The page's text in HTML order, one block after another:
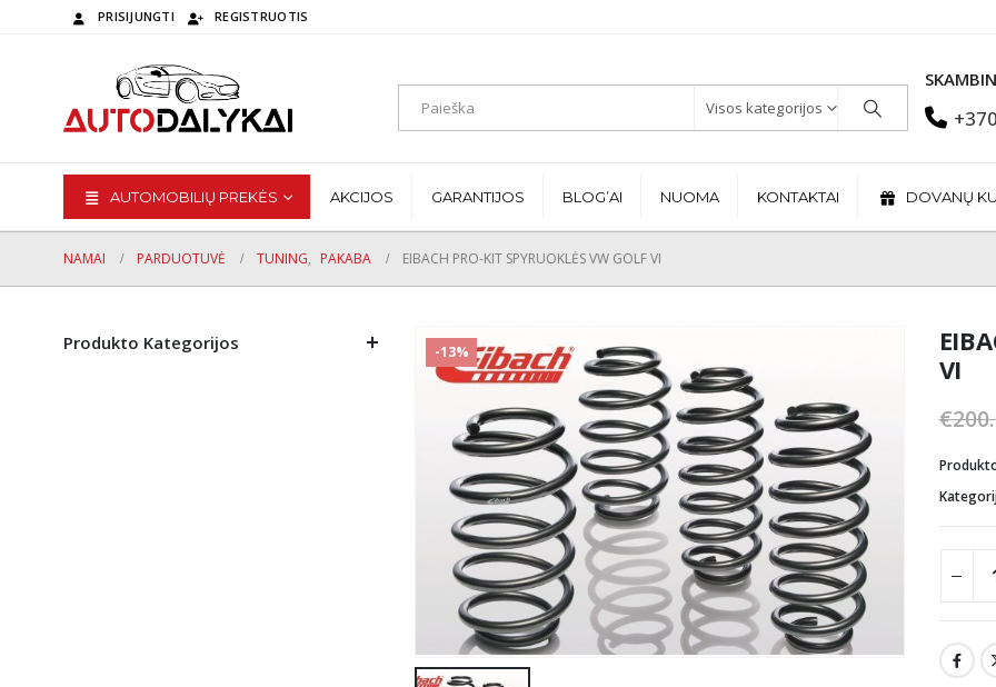
PRISIJUNGTI REGISTRUOTIS
Visos kategorijos
AUTOMOBILIŲ PREKĖS AKCIJOS GARANTIJOS BLOG’AI NUOMA KONTAKTAI DOVANŲ
NAMAI PARDUOTUVĖ TUNING, PAKABA EIBACH PRO-KIT SPYRUOKLĖS VW GOLF VI
-13%
VI
€
Produkto Kategorijos